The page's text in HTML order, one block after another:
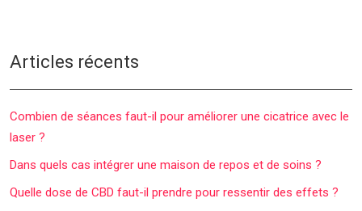
Articles récents
Combien de séances faut-il pour améliorer une cicatrice avec le
laser ?
Dans quels cas intégrer une maison de repos et de soins ?
Quelle dose de CBD faut-il prendre pour ressentir des effets ?